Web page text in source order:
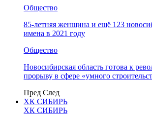
Общество
85-летняя женщина и ещё 123
имена в 2021 году
Общество
Новосибирская область готова к
прорыву в сфере «умного
Пред След
ХК СИБИРЬ
ХК СИБИРЬ